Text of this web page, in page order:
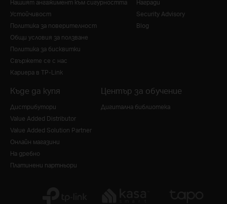
Нашият ангажимент към сигурността
Устойчивост
Политика за поверителност
Общи условия за ползване
Политика за бисквитки
Свържете се с нас
Кариера в TP-Link
Награди
Security Advisory
Blog
Къде да купя
Дистрибутори
Value Added Distributor
Value Added Solution Partner
Онлайн магазини
На дребно
Платинени партньори
Център за обучение
Дигитална библиотека